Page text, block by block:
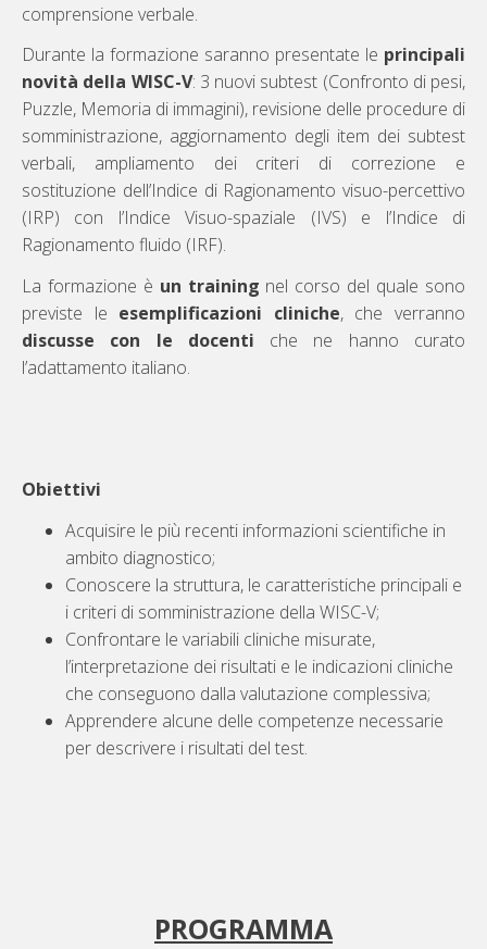
comprensione verbale.
Durante la formazione saranno presentate le principali
novità della WISC-V: 3 nuovi subtest (Confronto di pesi,
Puzzle, Memoria di immagini), revisione delle procedure di
somministrazione, aggiornamento degli item dei subtest
verbali, ampliamento dei criteri di correzione e
sostituzione dell’Indice di Ragionamento visuo-percettivo
(IRP) con l’Indice Visuo-spaziale (IVS) e l’Indice di
Ragionamento fluido (IRF).
La formazione è un training nel corso del quale sono
previste le esemplificazioni cliniche, che verranno
discusse con le docenti che ne hanno curato
l’adattamento italiano.
Obiettivi
Acquisire le più recenti informazioni scientifiche in
ambito diagnostico;
Conoscere la struttura, le caratteristiche principali e
i criteri di somministrazione della WISC-V;
Confrontare le variabili cliniche misurate,
l’interpretazione dei risultati e le indicazioni cliniche
che conseguono dalla valutazione complessiva;
Apprendere alcune delle competenze necessarie
per descrivere i risultati del test.
PROGRAMMA